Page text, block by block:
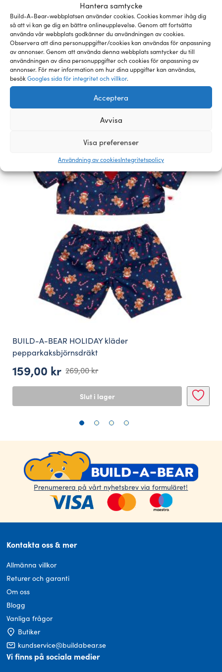
Hantera samtycke
Build-A-Bear-webbplatsen använder cookies. Cookies kommer ihåg dig
så att vi kan ge dig en bättre onlineupplevelse. Genom att fortsätta
använda vår webbplats godkänner du användningen av cookies.
Observera att dina personuppgifter/cookies kan användas för anpassning
av annonser. Genom att använda denna webbplats samtycker du till
användningen av dina personuppgifter och cookies för anpassning av
annonser. För mer information om hur dina uppgifter kan användas,
besök Googles sida för integritet och villkor.
Acceptera
Avvisa
Visa preferenser
Användning av cookiesIntegritetspolicy
KVÄVNINGSRISK på grund av smådelar. Inte lämplig
för barn under 3 år.
Relaterade pälsklingar och
tillbehör
BUILD-A-BEAR HOLIDAY kläder
pepparkaksbjörnsdräkt
269,00kr
Det
ursprungliga
priset
269,00 kr.
159,00 kr
Det
priset
159,00 kr.
Slut i lager
Prenumerera på vårt nyhetsbrev via formuläret!
Kontakta oss & mer
Allmänna villkor
Returer och garanti
Om oss
Blogg
Vanliga frågor
Butiker
kundservice@buildabear.se
Vi finns på sociala medier